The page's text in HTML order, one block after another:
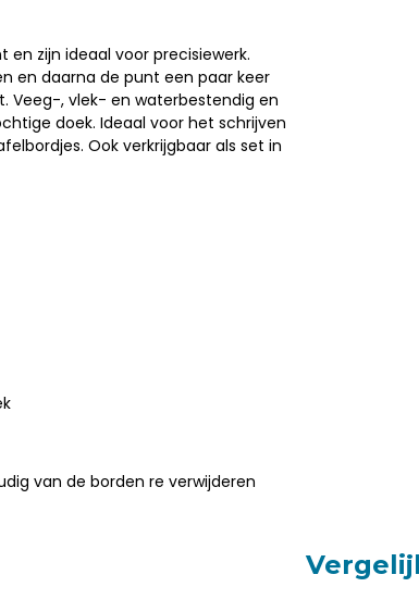
zijn ideaal voor precisiewerk.
en daarna de punt een paar keer
Veeg-, vlek- en waterbestendig en
doek. Ideaal voor het schrijven
Ook verkrijgbaar als set in
van de borden re verwijderen